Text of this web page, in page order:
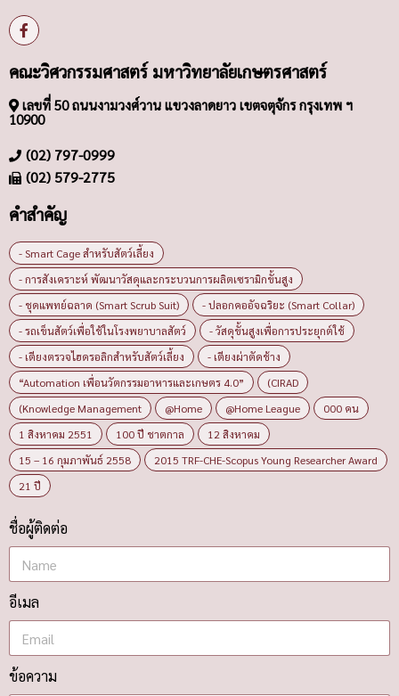
คณะวิศวกรรมศาสตร์ มหาวิทยาลัยเกษตรศาสตร์
เลขที่ 50 ถนนงามวงศ์วาน แขวงลาดยาว เขตจตุจักร กรุงเทพ ฯ
10900
(02) 797-0999
(02) 579-2775
คำสำคัญ
- Smart Cage สำหรับสัตว์เลี้ยง
- การสังเคราะห์ พัฒนาวัสดุและกระบวนการผลิตเซรามิกขั้นสูง
- ชุดแพทย์ฉลาด (Smart Scrub Suit)
- ปลอกคออัจฉริยะ (Smart Collar)
- รถเข็นสัตว์เพื่อใช้ในโรงพยาบาลสัตว์
- วัสดุขั้นสูงเพื่อการประยุกต์ใช้
- เตียงตรวจไฮดรอลิกสำหรับสัตว์เลี้ยง
- เตียงผ่าตัดช้าง
“Automation เพื่อนวัตกรรมอาหารและเกษตร 4.0”
(CIRAD
(Knowledge Management
@Home @Home League
000 คน
1 สิงหาคม 2551
100 ปี ชาตกาล
12 สิงหาคม
15 – 16 กุมภาพันธ์ 2558
2015 TRF-CHE-Scopus Young Researcher Award
21 ปี
ชื่อผู้ติดต่อ
อีเมล
ข้อความ